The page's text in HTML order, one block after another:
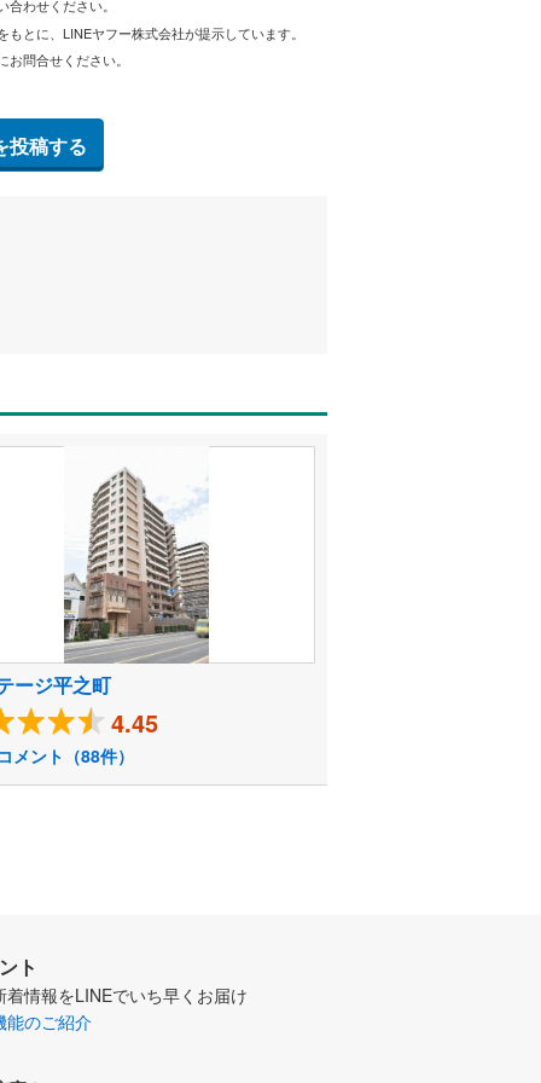
わせください。
もとに、LINEヤフー株式会社が提示しています。
問合せください。
投稿する
ージ平之町
4.45
メント（88件）
ト
着情報をLINEでいち早くお届け
能のご紹介